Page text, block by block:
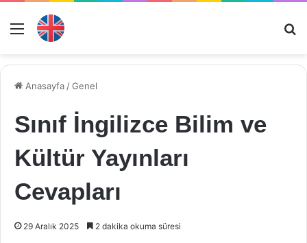
Menü
Anasayfa /Genel
Sınıf İngilizce Bilim ve
Kültür Yayınları
Cevapları
29 Aralık 2025 2 dakika okuma süresi